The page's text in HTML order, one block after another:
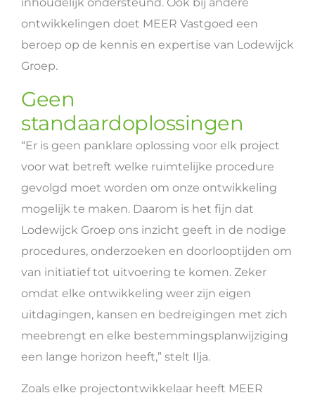
ontwikkelingen doet MEER Vastgoed een
beroep op de kennis en expertise van Lodewijck
Groep.
Geen
standaardoplossingen
“Er is geen panklare oplossing voor elk project
voor wat betreft welke ruimtelijke procedure
gevolgd moet worden om onze ontwikkeling
mogelijk te maken. Daarom is het fijn dat
Lodewijck Groep ons inzicht geeft in de nodige
procedures, onderzoeken en doorlooptijden om
van initiatief tot uitvoering te komen. Zeker
omdat elke ontwikkeling weer zijn eigen
uitdagingen, kansen en bedreigingen met zich
meebrengt en elke bestemmingsplanwijziging
een lange horizon heeft,” stelt Ilja.
Zoals elke projectontwikkelaar heeft MEER